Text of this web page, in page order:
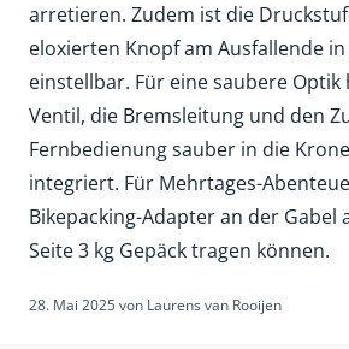
arretieren. Zudem ist die
eloxierten Knopf am Ausfallende
einstellbar. Für eine saubere Optik
Ventil, die Bremsleitung und den
Fernbedienung sauber in die Krone
integriert. Für Mehrtages-
Bikepacking-Adapter an der Gabel
Seite 3 kg Gepäck tragen können.
28. Mai 2025von Laurens van Rooijen